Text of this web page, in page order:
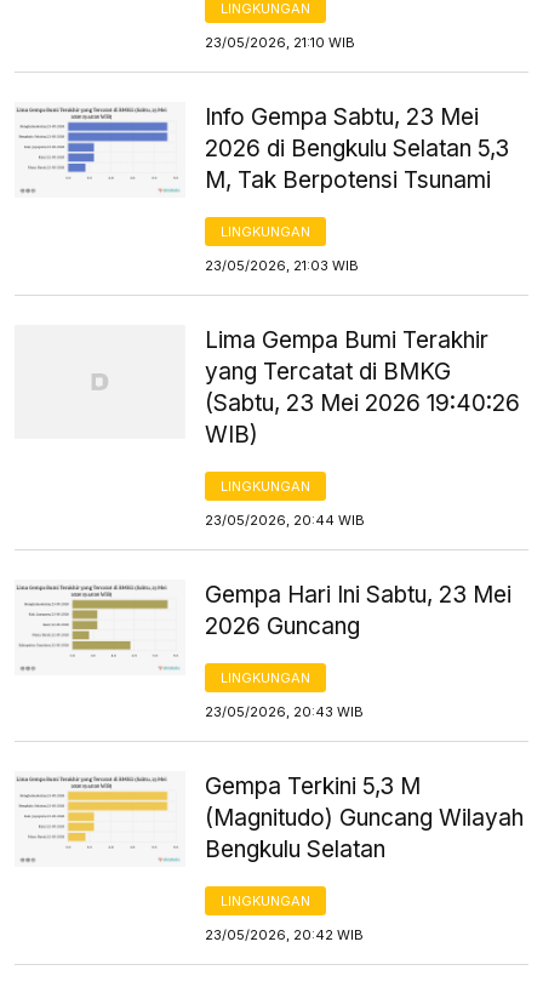
LINGKUNGAN
23/05/2026, 21:10 WIB
Info Gempa Sabtu, 23 Mei
2026 di Bengkulu Selatan 5,3
M, Tak Berpotensi Tsunami
LINGKUNGAN
23/05/2026, 21:03 WIB
Lima Gempa Bumi Terakhir
yang Tercatat di BMKG
(Sabtu, 23 Mei 2026 19:40:26
WIB)
LINGKUNGAN
23/05/2026, 20:44 WIB
Gempa Hari Ini Sabtu, 23 Mei
2026 Guncang
LINGKUNGAN
23/05/2026, 20:43 WIB
Gempa Terkini 5,3 M
(Magnitudo) Guncang Wilayah
Bengkulu Selatan
LINGKUNGAN
23/05/2026, 20:42 WIB